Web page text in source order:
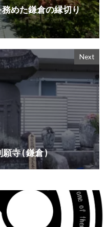
めた鎌倉の縁切り
Next
寺 ( 鎌倉 )